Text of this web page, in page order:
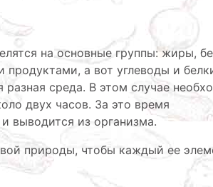
на основные группы: жиры,
а вот углеводы и
разная среда. В этом случае
двух часов. За это время
выводится из организма.
природы, чтобы каждый ее